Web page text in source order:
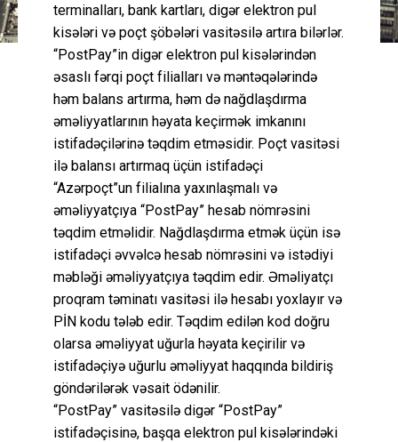
terminalları, bank kartları, digər elektron pul
kisələri və poçt şöbələri vasitəsilə artıra bilərlər.
“PostPay”in digər elektron pul kisələrindən
əsaslı fərqi poçt filialları və məntəqələrində
həm balans artırma, həm də nağdlaşdırma
əməliyyatlarının həyata keçirmək imkanını
istifadəçilərinə təqdim etməsidir. Poçt vasitəsi
ilə balansı artırmaq üçün istifadəçi
“Azərpoçt”un filialına yaxınlaşmalı və
əməliyyatçıya “PostPay” hesab nömrəsini
təqdim etməlidir. Nağdlaşdırma etmək üçün isə
istifadəçi əvvəlcə hesab nömrəsini və istədiyi
məbləği əməliyyatçıya təqdim edir. Əməliyatçı
proqram təminatı vasitəsi ilə hesabı yoxlayır və
PİN kodu tələb edir. Təqdim edilən kod doğru
olarsa əməliyyat uğurla həyata keçirilir və
istifadəçiyə uğurlu əməliyyat haqqında bildiriş
göndərilərək vəsait ödənilir.
“PostPay” vasitəsilə digər “PostPay”
istifadəçisinə, başqa elektron pul kisələrindəki